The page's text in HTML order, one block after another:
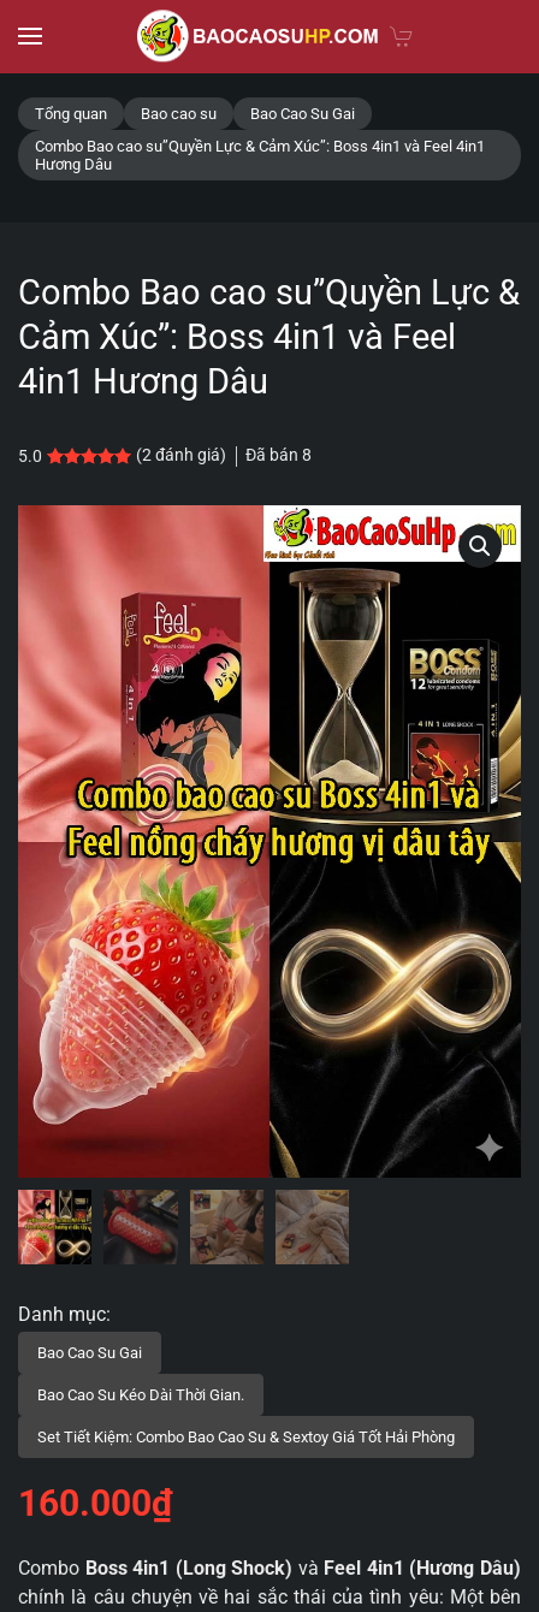
Skip to main content
Tổng quan Bao cao su
Bao Cao Su Gai
Combo Bao cao su”Quyền Lực & Cảm Xúc”: Boss 4in1 và Feel 4in1
Hương Dâu
Combo Bao cao su”Quyền Lực &
Cảm Xúc”: Boss 4in1 và Feel
4in1 Hương Dâu
5.0 5.0 trên 5 dựa trên
2 đánh giá
(2đánh giá) Đã bán 8
160.000₫
Combo Boss 4in1 (Long Shock) và Feel 4in1 (Hương Dâu)
chính là câu chuyện về hai sắc thái của tình yêu: Một bên